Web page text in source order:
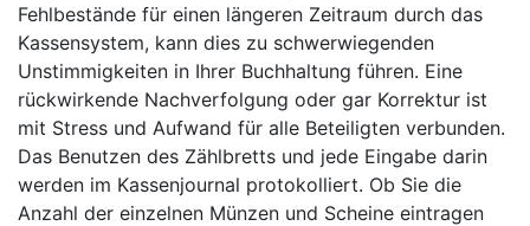
Fehlbestände für einen längeren Zeitraum durch das
Kassensystem, kann dies zu schwerwiegenden
Unstimmigkeiten in Ihrer Buchhaltung führen. Eine
rückwirkende Nachverfolgung oder gar Korrektur ist
mit Stress und Aufwand für alle Beteiligten verbunden.
Das Benutzen des Zählbretts und jede Eingabe darin
werden im Kassenjournal protokolliert. Ob Sie die
Anzahl der einzelnen Münzen und Scheine eintragen